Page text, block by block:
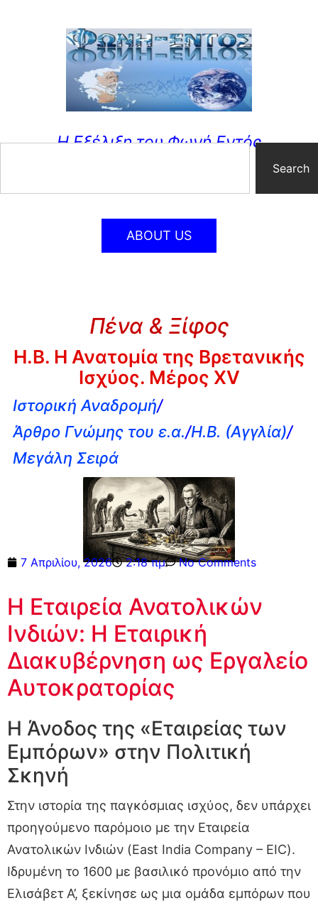
Η Εξέλιξη του Φωνή Εντός
Search
ABOUT US
Πένα & Ξίφος
Η.Β. Η Ανατομία της Βρετανικής
Ισχύος. Μέρος XV
Ιστορική Αναδρομή/
Άρθρο Γνώμης του ε.α./Η.Β. (Αγγλία)/
Μεγάλη Σειρά
7 Απριλίου, 2026 2:18 πμ No Comments
Η Εταιρεία Ανατολικών
Ινδιών: Η Εταιρική
Διακυβέρνηση ως Εργαλείο
Αυτοκρατορίας
Η Άνοδος της «Εταιρείας των
Εμπόρων» στην Πολιτική
Σκηνή
Στην ιστορία της παγκόσμιας ισχύος, δεν υπάρχει
προηγούμενο παρόμοιο με την Εταιρεία
Ανατολικών Ινδιών (East India Company – EIC).
Ιδρυμένη το 1600 με βασιλικό προνόμιο από την
Ελισάβετ Α’, ξεκίνησε ως μια ομάδα εμπόρων που